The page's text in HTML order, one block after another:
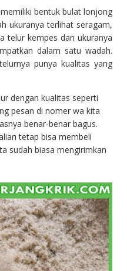
bentuk bulat lonjong
ukuranya terlihat seragam,
telur kempes dan ukuranya
dalam satu wadah.
punya kualitas yang
dengan kualitas seperti
pesan di nomer wa kita
benar-benar bagus.
tetap bisa membeli
sudah biasa mengirimkan